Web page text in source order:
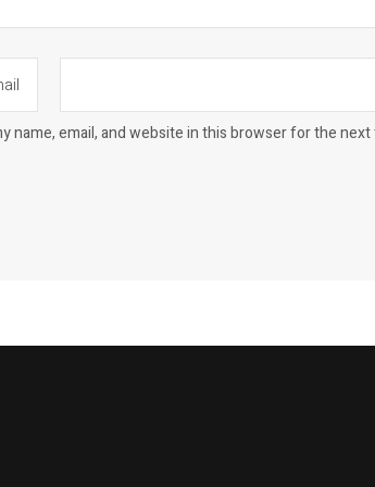
name, email, and website in this browser for the next